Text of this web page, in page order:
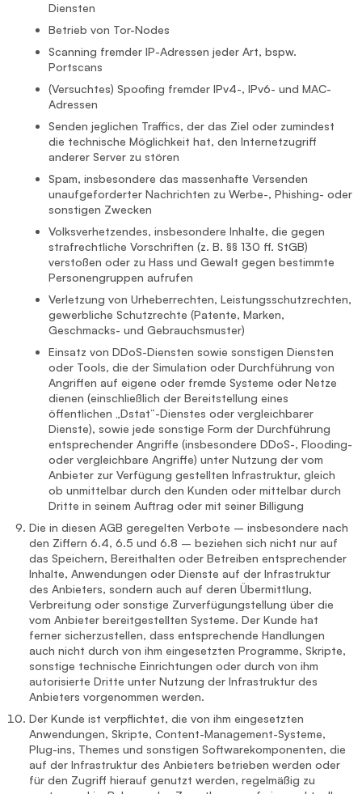
Diensten
Betrieb von Tor-Nodes
Scanning fremder IP-Adressen jeder Art, bspw.
Portscans
(Versuchtes) Spoofing fremder IPv4-, IPv6- und MAC-
Adressen
Senden jeglichen Traffics, der das Ziel oder zumindest
die technische Möglichkeit hat, den Internetzugriff
anderer Server zu stören
Spam, insbesondere das massenhafte Versenden
unaufgeforderter Nachrichten zu Werbe-, Phishing- oder
sonstigen Zwecken
Volksverhetzendes, insbesondere Inhalte, die gegen
strafrechtliche Vorschriften (z. B. §§ 130 ff. StGB)
verstoßen oder zu Hass und Gewalt gegen bestimmte
Personengruppen aufrufen
Verletzung von Urheberrechten, Leistungsschutzrechten,
gewerbliche Schutzrechte (Patente, Marken,
Geschmacks- und Gebrauchsmuster)
Einsatz von DDoS-Diensten sowie sonstigen Diensten
oder Tools, die der Simulation oder Durchführung von
Angriffen auf eigene oder fremde Systeme oder Netze
dienen (einschließlich der Bereitstellung eines
öffentlichen „Dstat“-Dienstes oder vergleichbarer
Dienste), sowie jede sonstige Form der Durchführung
entsprechender Angriffe (insbesondere DDoS-, Flooding-
oder vergleichbare Angriffe) unter Nutzung der vom
Anbieter zur Verfügung gestellten Infrastruktur, gleich
ob unmittelbar durch den Kunden oder mittelbar durch
Dritte in seinem Auftrag oder mit seiner Billigung
Die in diesen AGB geregelten Verbote – insbesondere nach
den Ziffern 6.4, 6.5 und 6.8 – beziehen sich nicht nur auf
das Speichern, Bereithalten oder Betreiben entsprechender
Inhalte, Anwendungen oder Dienste auf der Infrastruktur
des Anbieters, sondern auch auf deren Übermittlung,
Verbreitung oder sonstige Zurverfügungstellung über die
vom Anbieter bereitgestellten Systeme. Der Kunde hat
ferner sicherzustellen, dass entsprechende Handlungen
auch nicht durch von ihm eingesetzten Programme, Skripte,
sonstige technische Einrichtungen oder durch von ihm
autorisierte Dritte unter Nutzung der Infrastruktur des
Anbieters vorgenommen werden.
Der Kunde ist verpflichtet, die von ihm eingesetzten
Anwendungen, Skripte, Content-Management-Systeme,
Plug-ins, Themes und sonstigen Softwarekomponenten, die
auf der Infrastruktur des Anbieters betrieben werden oder
für den Zugriff hierauf genutzt werden, regelmäßig zu